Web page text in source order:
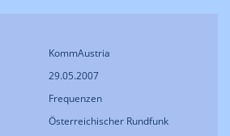
KommAustria
29.05.2007
Frequenzen
Österreichischer Rundfunk